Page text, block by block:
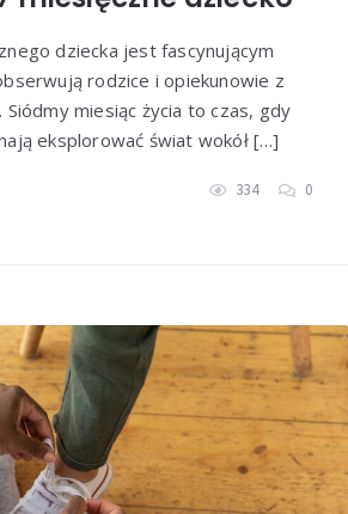
dziecka jest fascynującym
rodzice i opiekunowie z
Siódmy miesiąc życia to czas, gdy
eksplorować świat wokół […]
334 0